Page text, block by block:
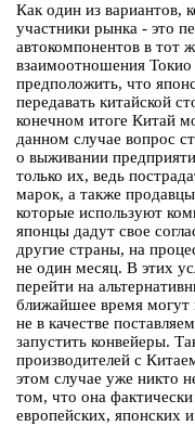
Как один из вариантов,
участники рынка - это
автокомпонентов в тот
взаимоотношения
предположить, что
передавать китайской
конечном итоге Китай
данном случае вопрос
о выживании
только их, ведь
марок, а также
которые используют
японцы дадут свое
другие страны, на
не один месяц. В этих
перейти на
ближайшее время могут
не в качестве
запустить конвейеры.
производителей с
этом случае уже никто
том, что она
европейских, японских